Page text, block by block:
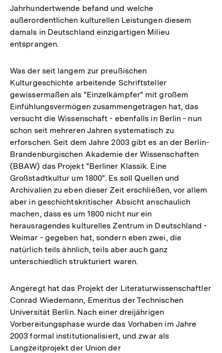
Jahrhundertwende befand und welche
außerordentlichen kulturellen Leistungen diesem
damals in Deutschland einzigartigen Milieu
entsprangen.
Was der seit langem zur preußischen
Kulturgeschichte arbeitende Schriftsteller
gewissermaßen als "Einzelkämpfer" mit großem
Einfühlungsvermögen zusammengetragen hat, das
versucht die Wissenschaft - ebenfalls in Berlin - nun
schon seit mehreren Jahren systematisch zu
erforschen. Seit dem Jahre 2003 gibt es an der Berlin-
Brandenburgischen Akademie der Wissenschaften
(BBAW) das Projekt "Berliner Klassik. Eine
Großstadtkultur um 1800". Es soll Quellen und
Archivalien zu eben dieser Zeit erschließen, vor allem
aber in geschichtskritischer Absicht anschaulich
machen, dass es um 1800 nicht nur ein
herausragendes kulturelles Zentrum in Deutschland -
Weimar - gegeben hat, sondern eben zwei, die
natürlich teils ähnlich, teils aber auch ganz
unterschiedlich strukturiert waren.
Angeregt hat das Projekt der Literaturwissenschaftler
Conrad Wiedemann, Emeritus der Technischen
Universität Berlin. Nach einer dreijährigen
Vorbereitungsphase wurde das Vorhaben im Jahre
2003 formal institutionalisiert, und zwar als
Langzeitprojekt der Union der